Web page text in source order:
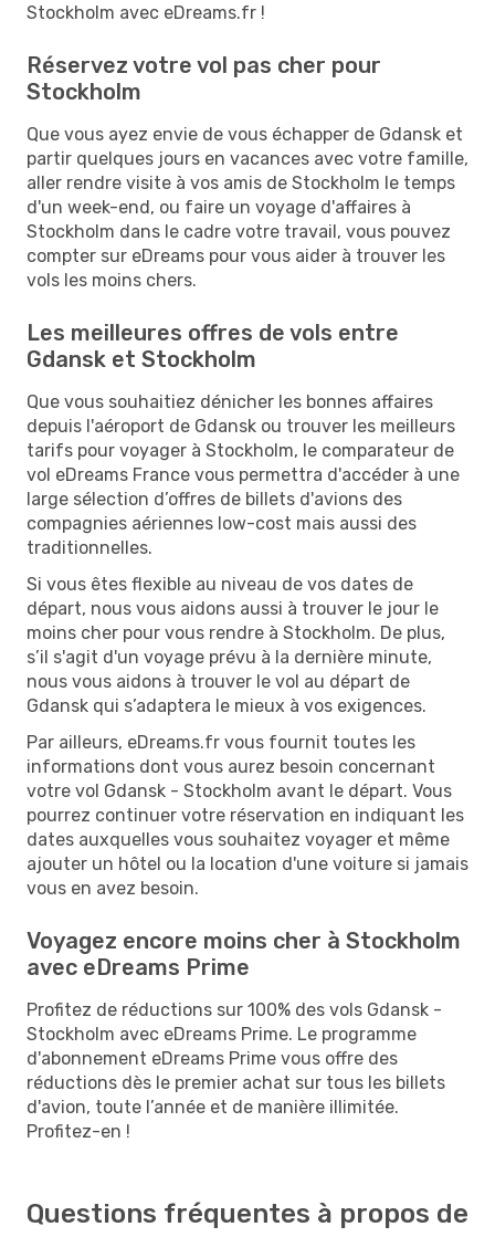
Stockholm avec eDreams.fr !
Réservez votre vol pas cher pour
Stockholm
Que vous ayez envie de vous échapper de Gdansk et
partir quelques jours en vacances avec votre famille,
aller rendre visite à vos amis de Stockholm le temps
d'un week-end, ou faire un voyage d'affaires à
Stockholm dans le cadre votre travail, vous pouvez
compter sur eDreams pour vous aider à trouver les
vols les moins chers.
Les meilleures offres de vols entre
Gdansk et Stockholm
Que vous souhaitiez dénicher les bonnes affaires
depuis l'aéroport de Gdansk ou trouver les meilleurs
tarifs pour voyager à Stockholm, le comparateur de
vol eDreams France vous permettra d'accéder à une
large sélection d’offres de billets d'avions des
compagnies aériennes low-cost mais aussi des
traditionnelles.
Si vous êtes flexible au niveau de vos dates de
départ, nous vous aidons aussi à trouver le jour le
moins cher pour vous rendre à Stockholm. De plus,
s’il s'agit d'un voyage prévu à la dernière minute,
nous vous aidons à trouver le vol au départ de
Gdansk qui s’adaptera le mieux à vos exigences.
Par ailleurs, eDreams.fr vous fournit toutes les
informations dont vous aurez besoin concernant
votre vol Gdansk - Stockholm avant le départ. Vous
pourrez continuer votre réservation en indiquant les
dates auxquelles vous souhaitez voyager et même
ajouter un hôtel ou la location d'une voiture si jamais
vous en avez besoin.
Voyagez encore moins cher à Stockholm
avec eDreams Prime
Profitez de réductions sur 100% des vols Gdansk -
Stockholm avec eDreams Prime. Le programme
d'abonnement eDreams Prime vous offre des
réductions dès le premier achat sur tous les billets
d'avion, toute l’année et de manière illimitée.
Profitez-en !
Questions fréquentes à propos de